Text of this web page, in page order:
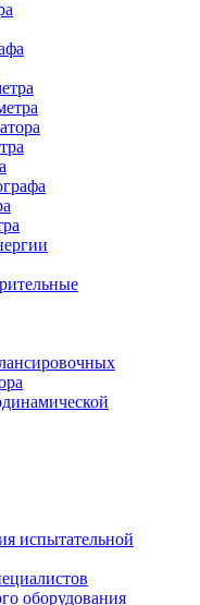
испытательной
оборудования